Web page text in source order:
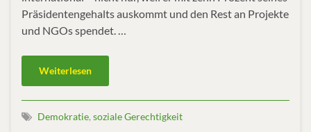
Präsidentengehalts auskommt und den Rest an Projekte
und NGOs spendet. …
Weiterlesen
Demokratie, soziale Gerechtigkeit